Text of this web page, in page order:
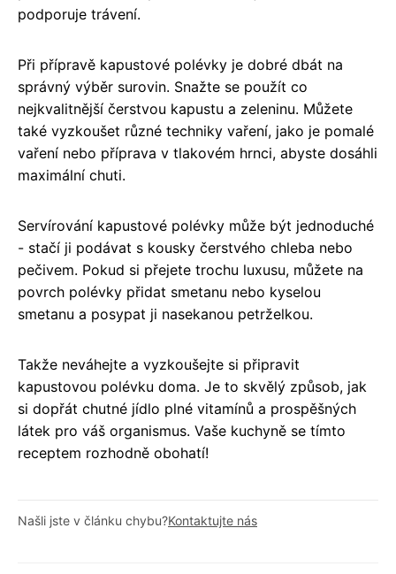
podporuje trávení.
Při přípravě kapustové polévky je dobré dbát na
správný výběr surovin. Snažte se použít co
nejkvalitnější čerstvou kapustu a zeleninu. Můžete
také vyzkoušet různé techniky vaření, jako je pomalé
vaření nebo příprava v tlakovém hrnci, abyste dosáhli
maximální chuti.
Servírování kapustové polévky může být jednoduché
- stačí ji podávat s kousky čerstvého chleba nebo
pečivem. Pokud si přejete trochu luxusu, můžete na
povrch polévky přidat smetanu nebo kyselou
smetanu a posypat ji nasekanou petrželkou.
Takže neváhejte a vyzkoušejte si připravit
kapustovou polévku doma. Je to skvělý způsob, jak
si dopřát chutné jídlo plné vitamínů a prospěšných
látek pro váš organismus. Vaše kuchyně se tímto
receptem rozhodně obohatí!
Našli jste v článku chybu?Kontaktujte nás